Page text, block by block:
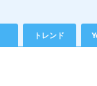
トレンド